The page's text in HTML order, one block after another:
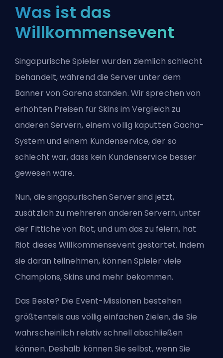
Was ist das
Willkommensevent
Singapurische Spieler wurden ziemlich schlecht
behandelt, während die Server unter dem
Banner von Garena standen. Wir sprechen von
erhöhten Preisen für Skins im Vergleich zu
anderen Servern, einem völlig kaputten Gacha-
System und einem Kundenservice, der so
schlecht war, dass kein Kundenservice besser
gewesen wäre.
Nun, die singapurischen Server sind jetzt,
zusätzlich zu mehreren anderen Servern, unter
der Fittiche von Riot, und um das zu feiern, hat
Riot dieses Willkommensevent gestartet. Indem
sie daran teilnehmen, können Spieler viele
Champions, Skins und mehr bekommen.
Das Beste? Die Event-Missionen bestehen
größtenteils aus völlig einfachen Zielen, die Sie
wahrscheinlich relativ schnell abschließen
können. Deshalb können Sie selbst, wenn Sie